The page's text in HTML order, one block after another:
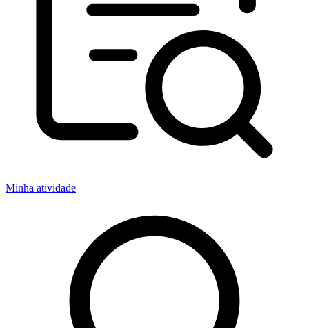
Minha atividade